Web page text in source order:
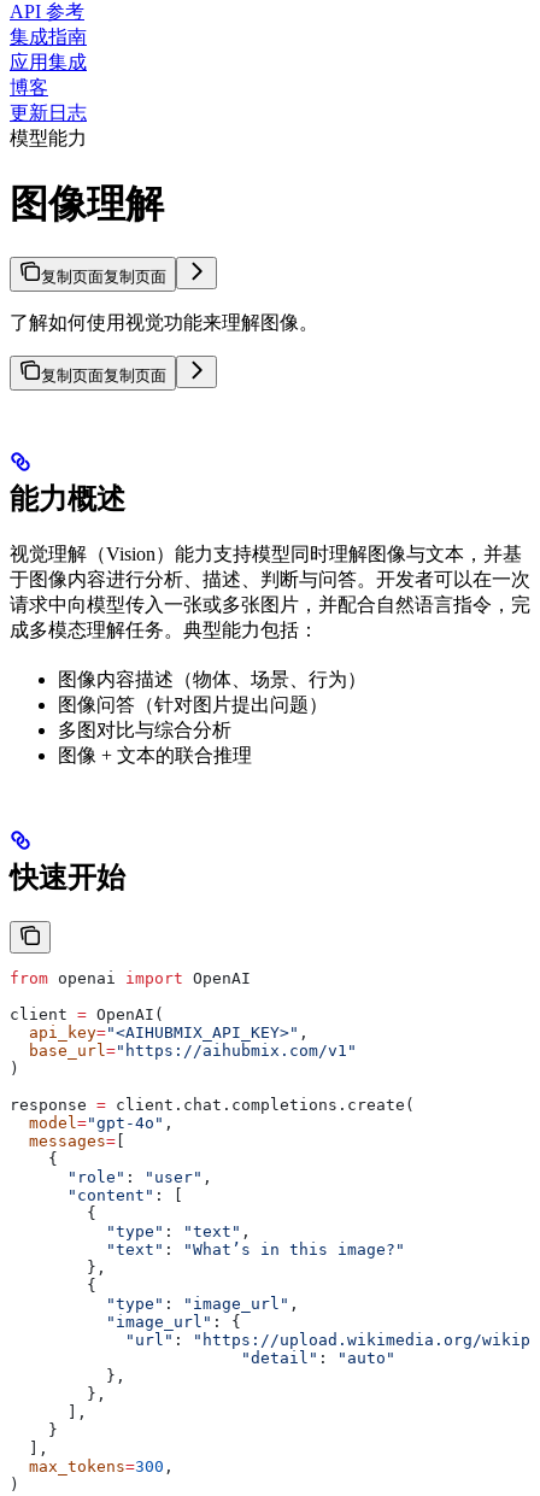
API 参考
集成指南
应用集成
博客
更新日志
模型能力
图像理解
复制页面复制页面
了解如何使用视觉功能来理解图像。
复制页面复制页面
能力概述
视觉理解（Vision）能力支持模型同时理解图像与文本，并基
于图像内容进行分析、描述、判断与问答。开发者可以在一次
请求中向模型传入一张或多张图片，并配合自然语言指令，完
成多模态理解任务。典型能力包括：
图像内容描述（物体、场景、行为）
图像问答（针对图片提出问题）
多图对比与综合分析
图像 + 文本的联合推理
快速开始
from openai import OpenAI
client = OpenAI(
  api_key
="<AIHUBMIX_API_KEY>" ,
  base_url
="https://aihubmix.com/v1"
)
response = client.chat.completions.create(
  model
="gpt-4o" ,
  messages
=
    {
      "role"
: "user" ,
      "content"
: [
        {
          "type"
: "text" ,
          "text"
:
"What’s in this image?"
        },
        {
          "type"
: "image_url" ,
          "image_url"
: {
            "url"
:
"https://upload.wikimedia.org/
"detail" :
"auto"
          },
        },
      ],
    }
  ],
  max_tokens
=300 ,
)